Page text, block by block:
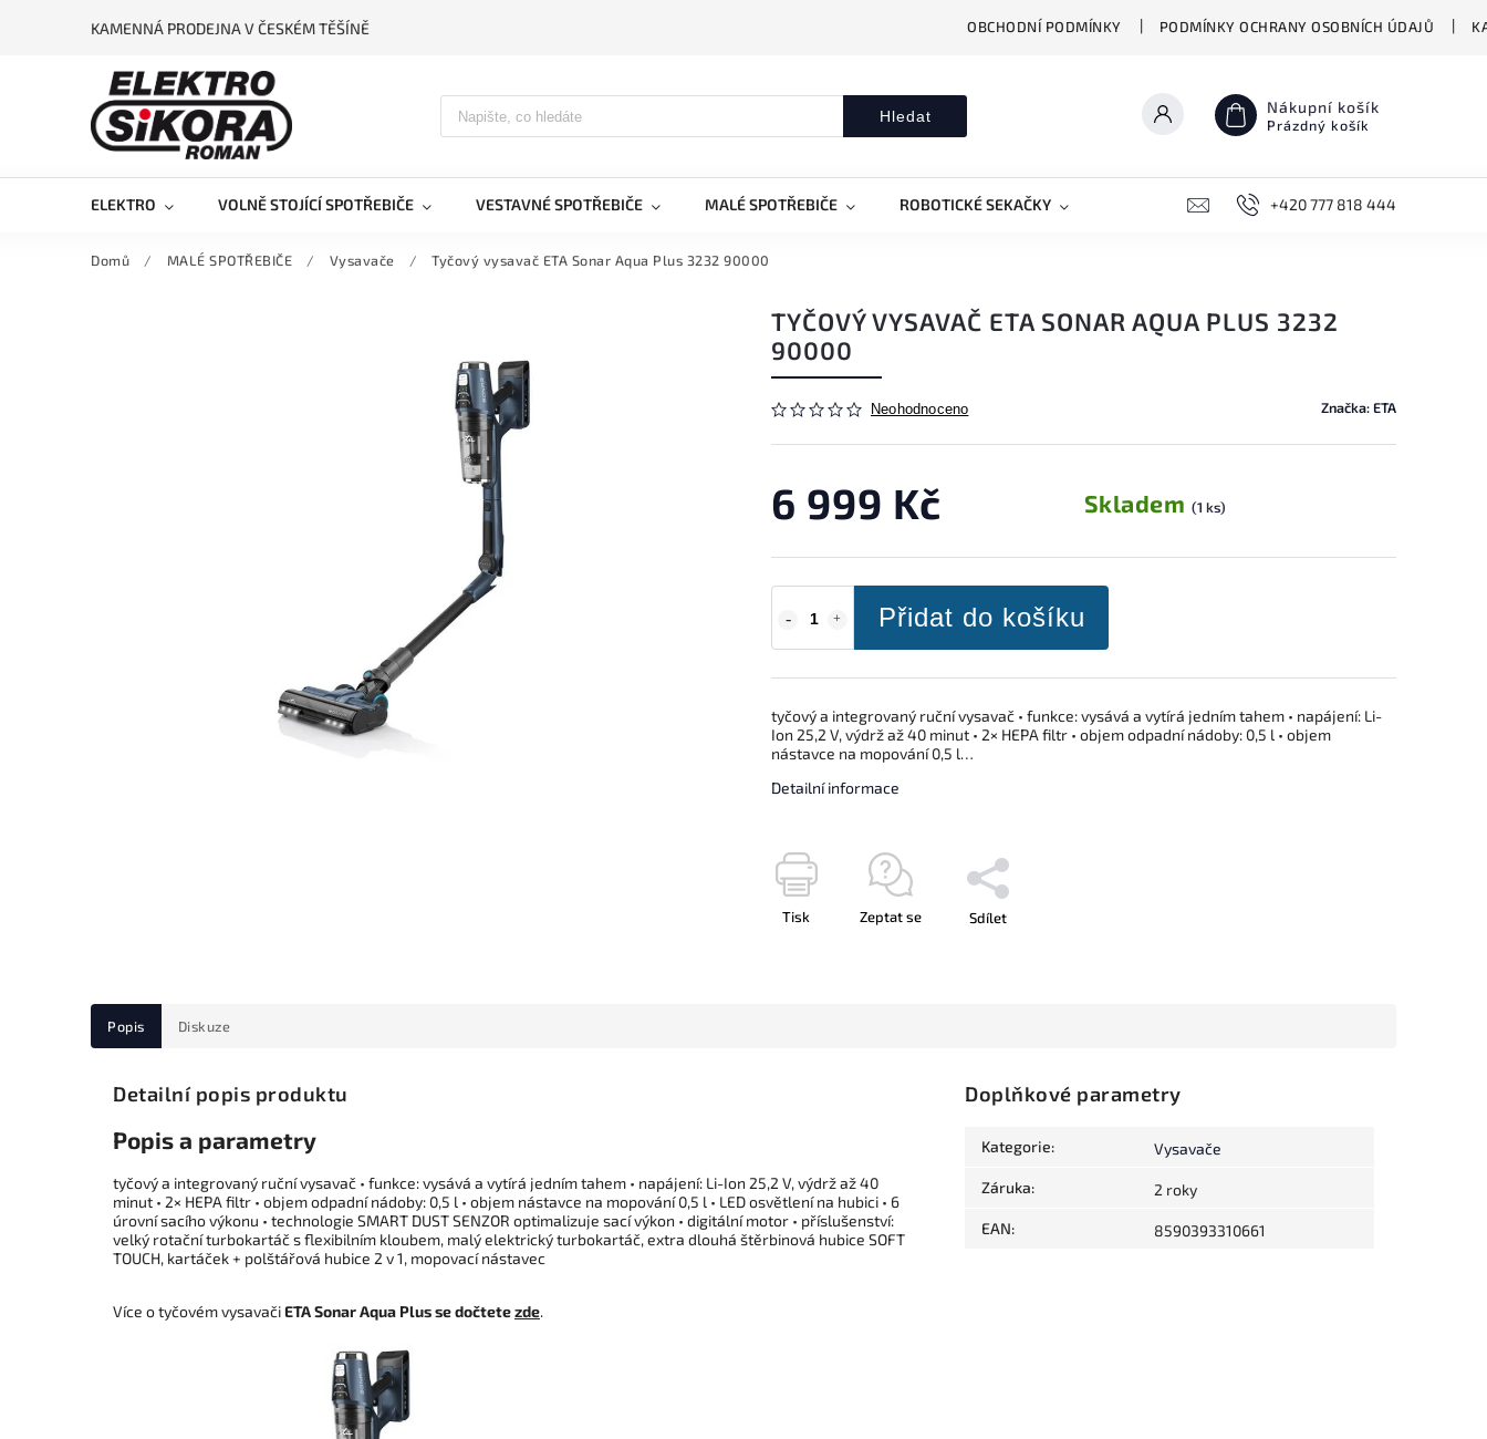
KAMENNÁ PRODEJNA V ČESKÉM TĚŠÍNĚ OBCHODNÍ PODMÍNKY PODMÍNKY OCHRANY OSOBNÍCH ÚDAJŮ
Hledat Nákupní košík
Prázdný košík
ELEKTRO VOLNĚ STOJÍCÍ SPOTŘEBIČE VESTAVNÉ SPOTŘEBIČE MALÉ SPOTŘEBIČE ROBOTICKÉ SEKAČKY PŘEKLADAČE VASCO BIONICKÉ MOPY
+420 777 818 444
Domů / MALÉ SPOTŘEBIČE / Vysavače / Tyčový vysavač ETA Sonar Aqua Plus 3232 90000
TYČOVÝ VYSAVAČ ETA SONAR AQUA PLUS 3232
90000
Neohodnoceno Značka:ETA
6 999 Kč Skladem (1 ks)
Přidat do košíku
tyčový a integrovaný ruční vysavač • funkce: vysává a vytírá jedním tahem • napájení: Li-
Ion 25,2 V, výdrž až 40 minut • 2× HEPA filtr • objem odpadní nádoby: 0,5 l • objem
nástavce na mopování 0,5 l…
Detailní informace
Tisk Zeptat se Sdílet
Popis Diskuze
Detailní popis produktu
Popis a parametry
tyčový a integrovaný ruční vysavač • funkce: vysává a vytírá jedním tahem • napájení: Li-Ion 25,2 V, výdrž až 40
minut • 2× HEPA filtr • objem odpadní nádoby: 0,5 l • objem nástavce na mopování 0,5 l • LED osvětlení na hubici • 6
úrovní sacího výkonu • technologie SMART DUST SENZOR optimalizuje sací výkon • digitální motor •​​​​​​​ příslušenství:
velký rotační turbokartáč s flexibilním kloubem, malý elektrický turbokartáč, extra dlouhá štěrbinová hubice SOFT
TOUCH, kartáček + polštářová hubice 2 v 1, mopovací nástavec
Více o tyčovém vysavačiETA Sonar Aqua Plus se dočtetezde.
Doplňkové parametry
Kategorie: Vysavače
Záruka: 2 roky
EAN: 8590393310661